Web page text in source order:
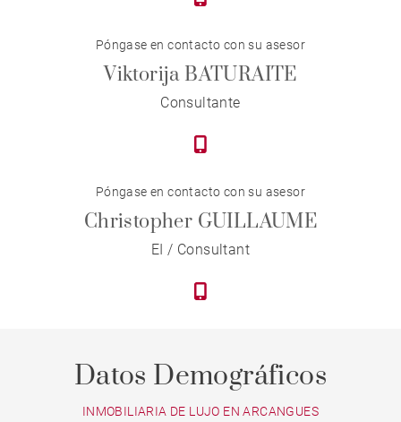
Póngase en contacto con su asesor
Viktorija BATURAITE
Consultante
Póngase en contacto con su asesor
Christopher GUILLAUME
EI / Consultant
Datos Demográficos
INMOBILIARIA DE LUJO EN ARCANGUES